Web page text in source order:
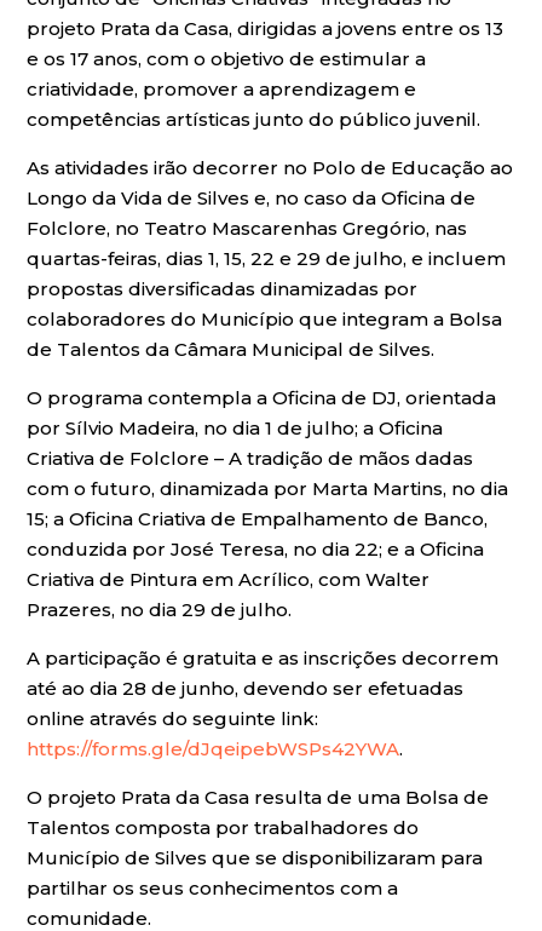
projeto Prata da Casa, dirigidas a jovens entre os 13
e os 17 anos, com o objetivo de estimular a
criatividade, promover a aprendizagem e
competências artísticas junto do público juvenil.
As atividades irão decorrer no Polo de Educação ao
Longo da Vida de Silves e, no caso da Oficina de
Folclore, no Teatro Mascarenhas Gregório, nas
quartas-feiras, dias 1, 15, 22 e 29 de julho, e incluem
propostas diversificadas dinamizadas por
colaboradores do Município que integram a Bolsa
de Talentos da Câmara Municipal de Silves.
O programa contempla a Oficina de DJ, orientada
por Sílvio Madeira, no dia 1 de julho; a Oficina
Criativa de Folclore – A tradição de mãos dadas
com o futuro, dinamizada por Marta Martins, no dia
15; a Oficina Criativa de Empalhamento de Banco,
conduzida por José Teresa, no dia 22; e a Oficina
Criativa de Pintura em Acrílico, com Walter
Prazeres, no dia 29 de julho.
A participação é gratuita e as inscrições decorrem
até ao dia 28 de junho, devendo ser efetuadas
online através do seguinte link:
https://forms.gle/dJqeipebWSPs42YWA.
O projeto Prata da Casa resulta de uma Bolsa de
Talentos composta por trabalhadores do
Município de Silves que se disponibilizaram para
partilhar os seus conhecimentos com a
comunidade.